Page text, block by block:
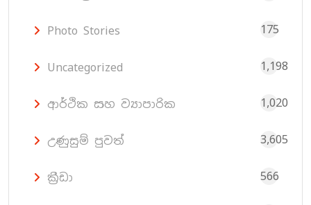
Photo Stories 175
Uncategorized 1,198
ආර්ථික සහ ව්‍යාපාරික 1,020
උණුසුම් පුවත් 3,605
ක්‍රීඩා 566